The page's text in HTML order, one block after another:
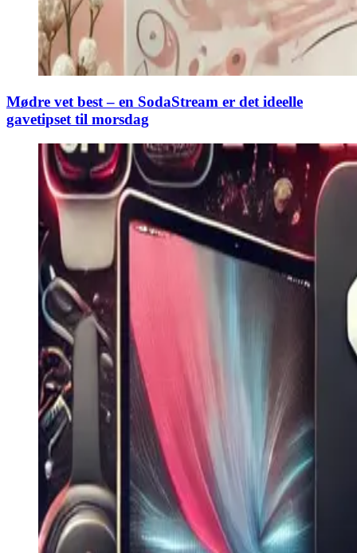
Mødre vet best – en SodaStream er det ideelle
gavetipset til morsdag